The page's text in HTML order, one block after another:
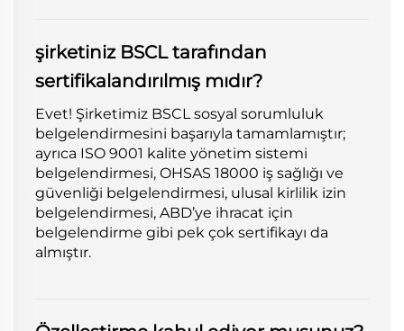
şirketiniz BSCL tarafından
sertifikalandırılmış mıdır?
Evet! Şirketimiz BSCL sosyal sorumluluk
belgelendirmesini başarıyla tamamlamıştır;
ayrıca ISO 9001 kalite yönetim sistemi
belgelendirmesi, OHSAS 18000 iş sağlığı ve
güvenliği belgelendirmesi, ulusal kirlilik izin
belgelendirmesi, ABD’ye ihracat için
belgelendirme gibi pek çok sertifikayı da
almıştır.